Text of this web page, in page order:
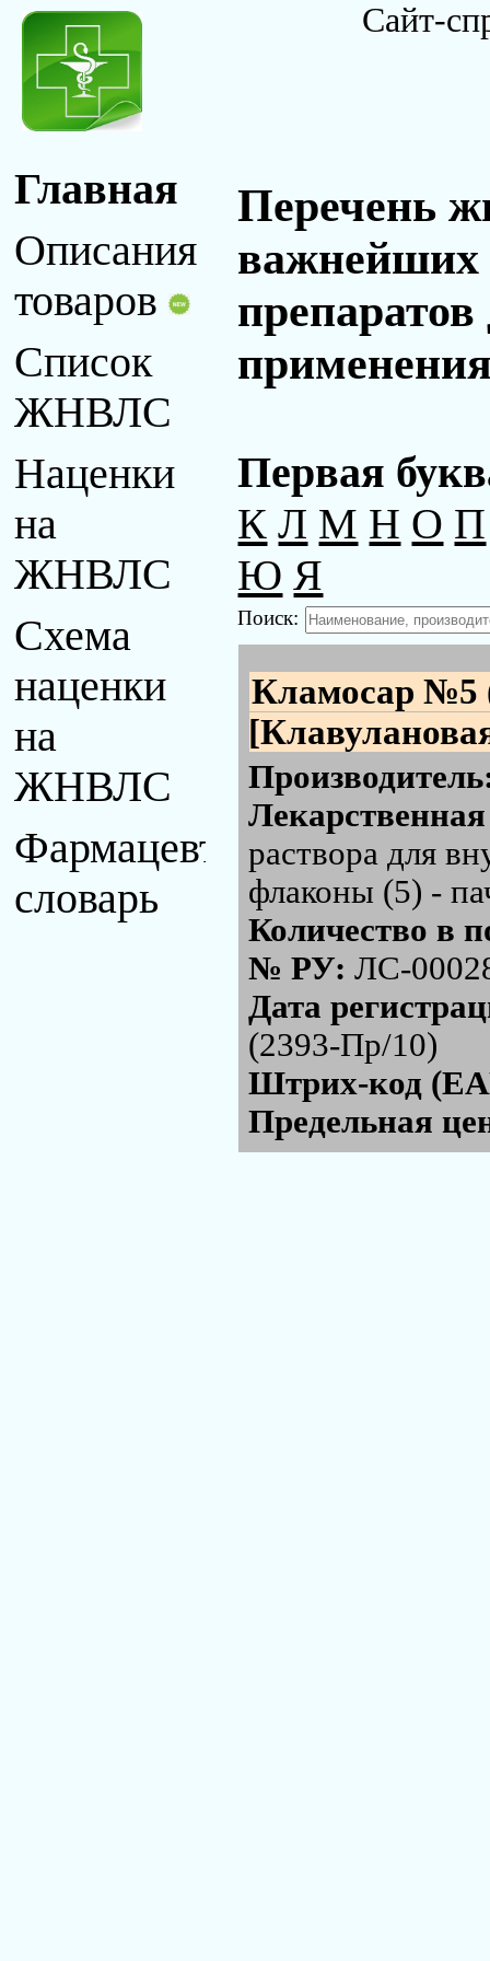
Сайт-
Главная
Описания
товаров
Список
ЖНВЛС
Наценки
на
ЖНВЛС
Схема
наценки
на
ЖНВЛС
Фармацевтический
словарь
Перечень
важнейших
Первая
К Л М Н О П
Ю Я
Поиск:
Кламосар
раствора для
флаконы (5) -
Количество в
№ РУ:ЛС-
Дата
(2393-Пр/10)
Штрих-код
Предельная